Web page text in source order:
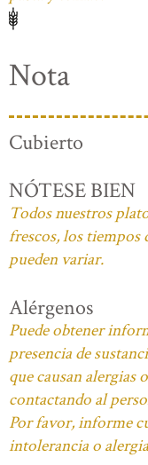
Nota
Cubierto
NÓTESE BIEN
Todos nuestros
frescos, los tiempos
pueden variar.
Alérgenos
Puede obtener
presencia de
que causan alergias
contactando al
Por favor, informe
intolerancia o